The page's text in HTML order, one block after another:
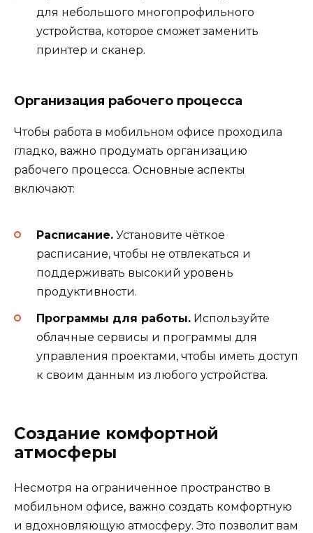
для небольшого многопрофильного
устройства, которое сможет заменить
принтер и сканер.
Организация рабочего процесса
Чтобы работа в мобильном офисе проходила
гладко, важно продумать организацию
рабочего процесса. Основные аспекты
включают:
Расписание. Установите чёткое
расписание, чтобы не отвлекаться и
поддерживать высокий уровень
продуктивности.
Программы для работы. Используйте
облачные сервисы и программы для
управления проектами, чтобы иметь доступ
к своим данным из любого устройства.
Создание комфортной
атмосферы
Несмотря на ограниченное пространство в
мобильном офисе, важно создать комфортную
и вдохновляющую атмосферу. Это позволит вам